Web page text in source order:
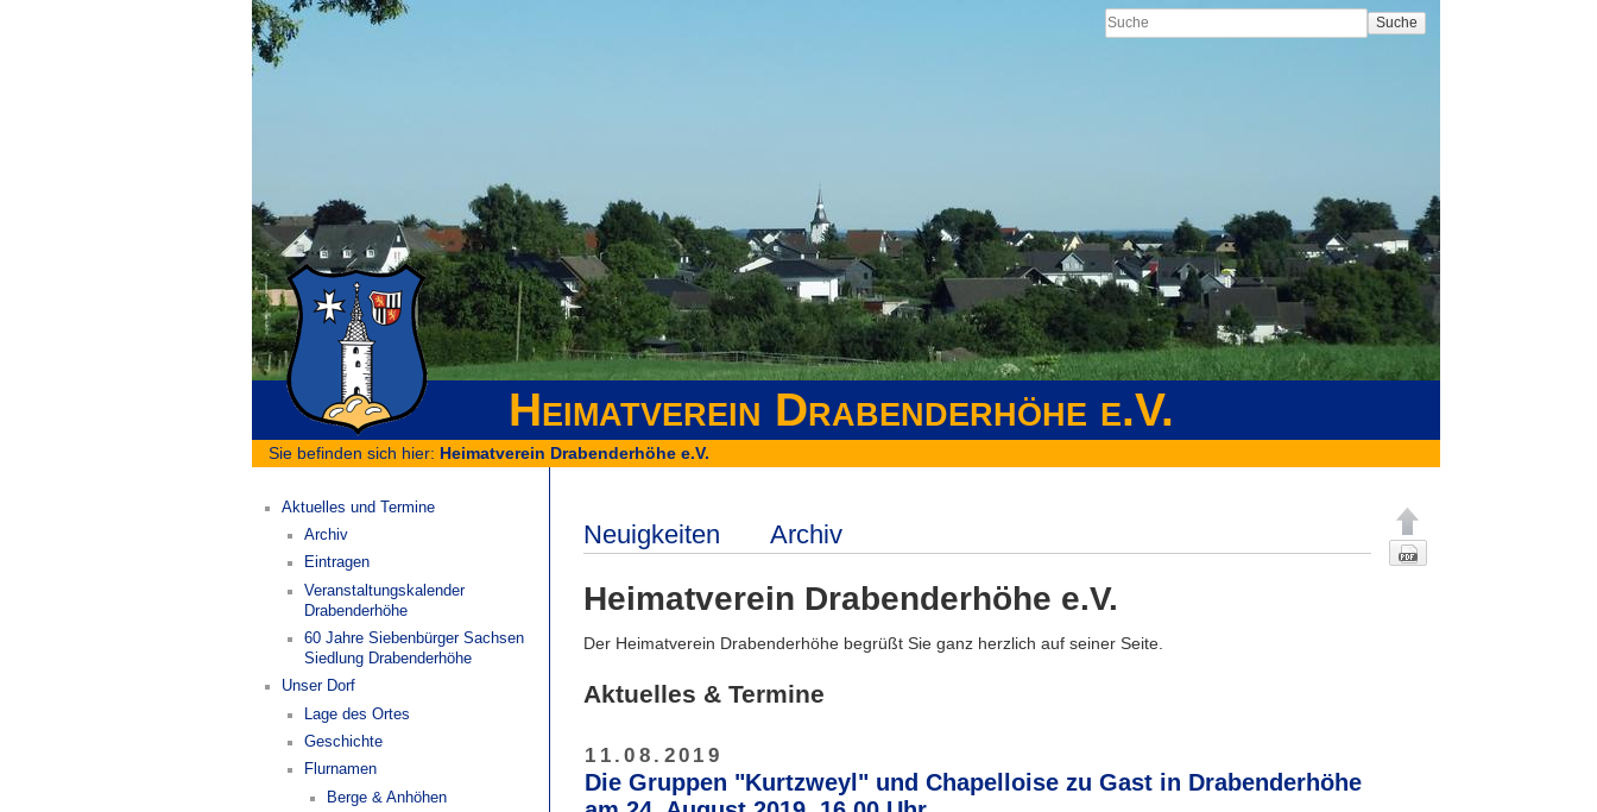
Heimatverein Drabenderhöhe e.V.
Suche
Sie befinden sich hier: Heimatverein Drabenderhöhe e.V.
Aktuelles und Termine
Archiv
Eintragen
Veranstaltungskalender
Drabenderhöhe
60 Jahre Siebenbürger Sachsen
Siedlung Drabenderhöhe
Unser Dorf
Lage des Ortes
Geschichte
Flurnamen
Berge & Anhöhen
Neuigkeiten Archiv
Heimatverein Drabenderhöhe e.V.
Der Heimatverein Drabenderhöhe begrüßt Sie ganz herzlich auf seiner Seite.
Aktuelles & Termine
11.08.2019
Die Gruppen "Kurtzweyl" und Chapelloise zu Gast in Drabenderhöhe